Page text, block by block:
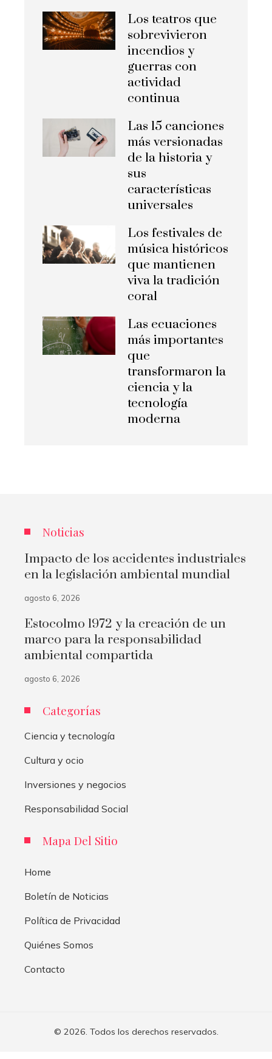
Los teatros que
sobrevivieron
incendios y
guerras con
actividad
continua
Las 15 canciones
más versionadas
de la historia y
sus
características
universales
Los festivales de
música históricos
que mantienen
viva la tradición
coral
Las ecuaciones
más importantes
que
transformaron la
ciencia y la
tecnología
moderna
Noticias
Impacto de los accidentes industriales
en la legislación ambiental mundial
agosto 6, 2026
Estocolmo 1972 y la creación de un
marco para la responsabilidad
ambiental compartida
agosto 6, 2026
Categorías
Ciencia y tecnología
Cultura y ocio
Inversiones y negocios
Responsabilidad Social
Mapa Del Sitio
Home
Boletín de Noticias
Política de Privacidad
Quiénes Somos
Contacto
© 2026. Todos los derechos reservados.